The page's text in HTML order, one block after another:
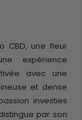
CBD, une fleur
expérience
avec une
et dense
investies
par son